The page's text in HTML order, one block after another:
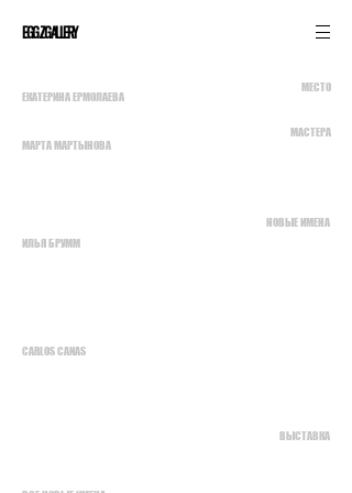
EGGZGALLERY
ЕКАТЕРИНА ЕРМОЛАЕВА
МАРТА МАРТЫНОВА
ИЛЬЯ БРУММ
МЕСТО
МАСТЕРА
НОВЫЕ ИМЕНА
CARLOS CANAS
ВЫСТАВКА